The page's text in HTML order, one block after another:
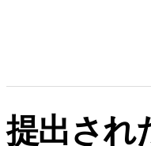
提出され